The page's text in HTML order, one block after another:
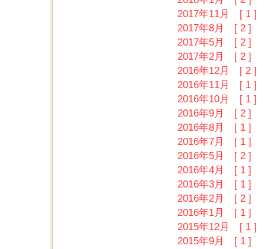
2017年11月 [ 1 ]
2017年8月 [ 2 ]
2017年5月 [ 2 ]
2017年2月 [ 2 ]
2016年12月 [ 2 ]
2016年11月 [ 1 ]
2016年10月 [ 1 ]
2016年9月 [ 2 ]
2016年8月 [ 1 ]
2016年7月 [ 1 ]
2016年5月 [ 2 ]
2016年4月 [ 1 ]
2016年3月 [ 1 ]
2016年2月 [ 2 ]
2016年1月 [ 1 ]
2015年12月 [ 1 ]
2015年9月 [ 1 ]